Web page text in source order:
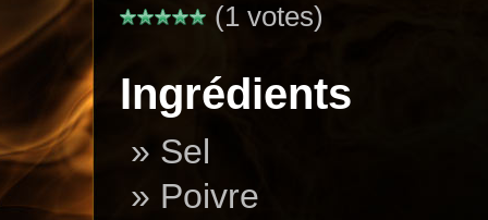
(1 votes)
Ingrédients
Sel
Poivre